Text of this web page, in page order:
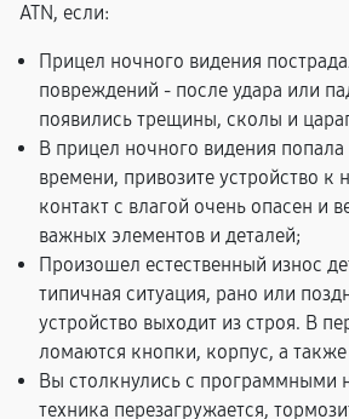
ATN, если:
Прицел ночного видения
повреждений - после удара или
появились трещины, сколы и
В прицел ночного видения попала
времени, привозите устройство к
контакт с влагой очень опасен и
важных элементов и деталей;
Произошел естественный износ
типичная ситуация, рано или
устройство выходит из строя. В
ломаются кнопки, корпус, а
Вы столкнулись с программными
техника перезагружается,